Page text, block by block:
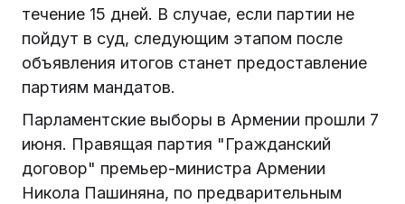
течение 15 дней. В случае, если партии не
пойдут в суд, следующим этапом после
объявления итогов станет предоставление
партиям мандатов.
Парламентские выборы в Армении прошли 7
июня. Правящая партия "Гражданский
договор" премьер-министра Армении
Никола Пашиняна, по предварительным